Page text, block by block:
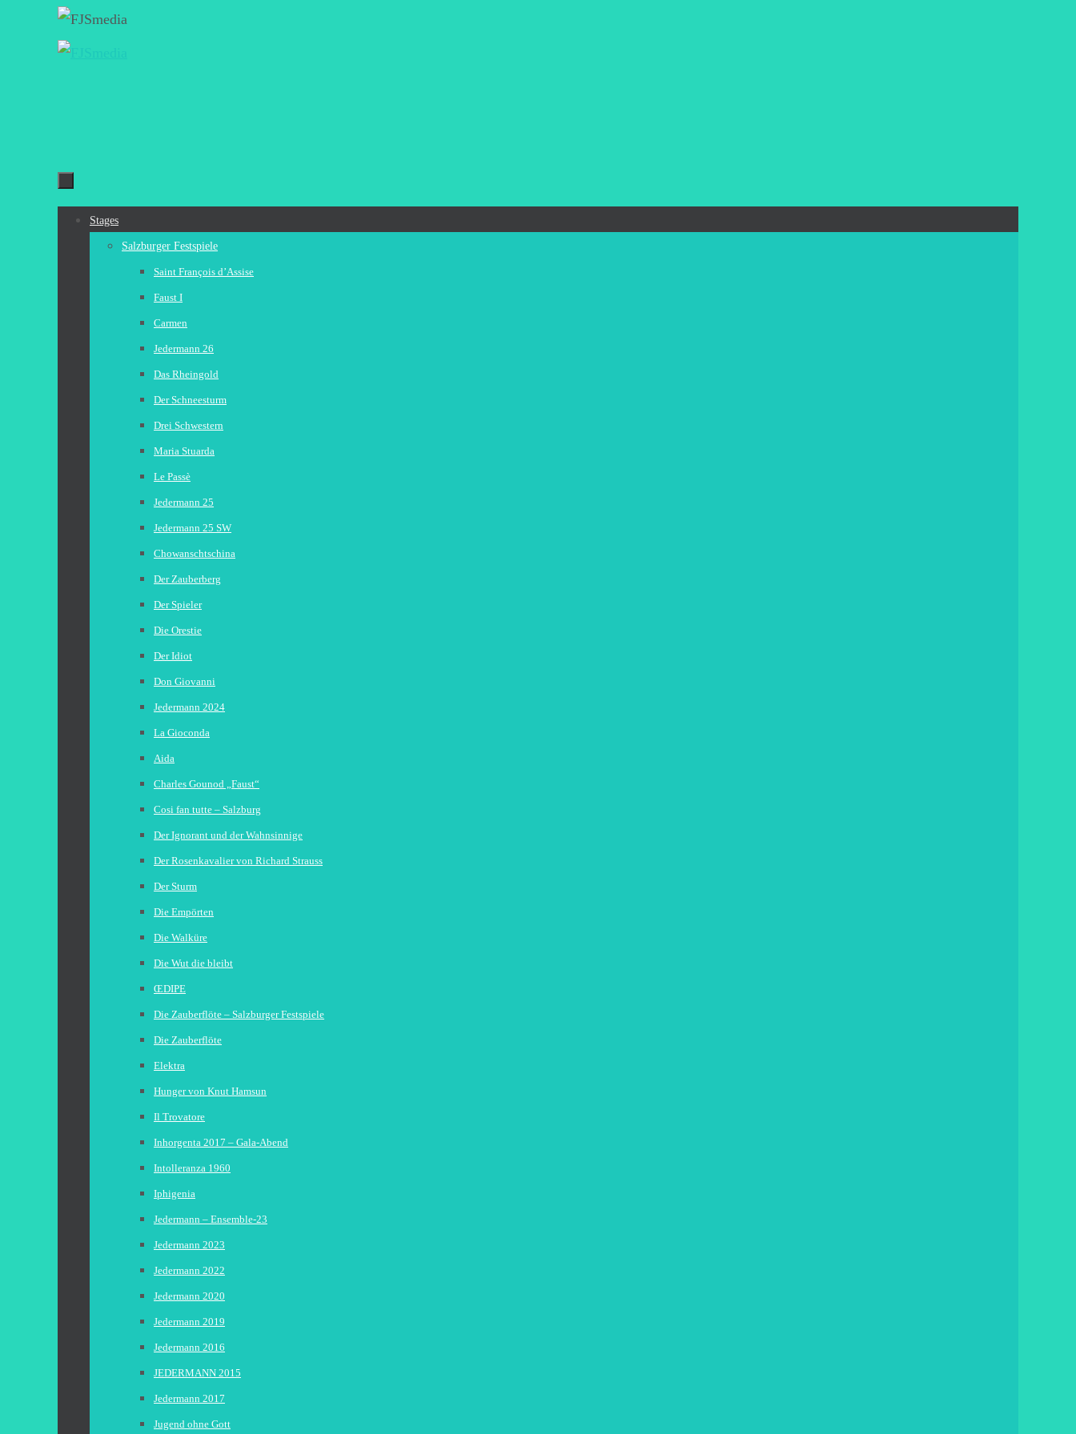
Zum
Stages
Salzburger Festspiele
Saint François d’Assise
Faust I
Carmen
Jedermann 26
Das Rheingold
Der Schneesturm
Drei Schwestern
Maria Stuarda
Le Passè
Jedermann 25
Jedermann 25 SW
Chowanschtschina
Der Zauberberg
Der Spieler
Die Orestie
Der Idiot
Don Giovanni
Jedermann 2024
La Gioconda
Aida
Charles Gounod „Faust“
Cosi fan tutte – Salzburg
Der Ignorant und der Wahnsinnige
Der Rosenkavalier von Richard Strauss
Der Sturm
Die Empörten
Die Walküre
Die Wut die bleibt
ŒDIPE
Die Zauberflöte – Salzburger Festspiele
Die Zauberflöte
Elektra
Hunger von Knut Hamsun
Il Trovatore
Inhorgenta 2017 – Gala-Abend
Intolleranza 1960
Iphigenia
Jedermann – Ensemble-23
Jedermann 2023
Jedermann 2022
Jedermann 2020
Jedermann 2019
Jedermann 2016
JEDERMANN 2015
Jedermann 2017
Jugend ohne Gott